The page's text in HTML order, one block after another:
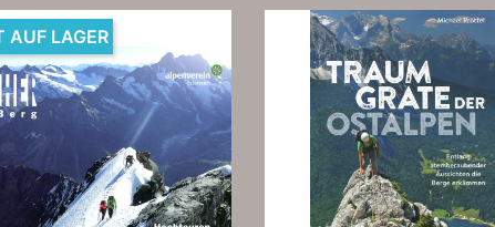
AUF LAGER